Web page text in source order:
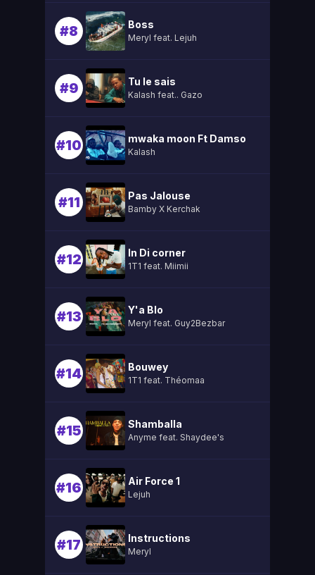
#8 Boss
Meryl feat. Lejuh
#9 Tu le sais
Kalash feat.. Gazo
#10 mwaka moon Ft Damso
Kalash
#11 Pas Jalouse
Bamby X Kerchak
#12 In Di corner
1T1 feat. Miimii
#13 Y'a Blo
Meryl feat. Guy2Bezbar
#14 Bouwey
1T1 feat. Théomaa
#15 Shamballa
Anyme feat. Shaydee's
#16 Air Force 1
Lejuh
#17 Instructions
Meryl